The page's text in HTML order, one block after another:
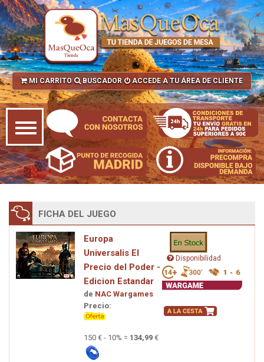
MI CARRITO BUSCADOR ACCEDE A TU ÁREA DE CLIENTE
FICHA DEL JUEGO
Europa
Universalis El
Precio del Poder -
Edicion Estandar
de NAC Wargames
Precio:
150 € - 10% = 134,99 €
Disponibilidad